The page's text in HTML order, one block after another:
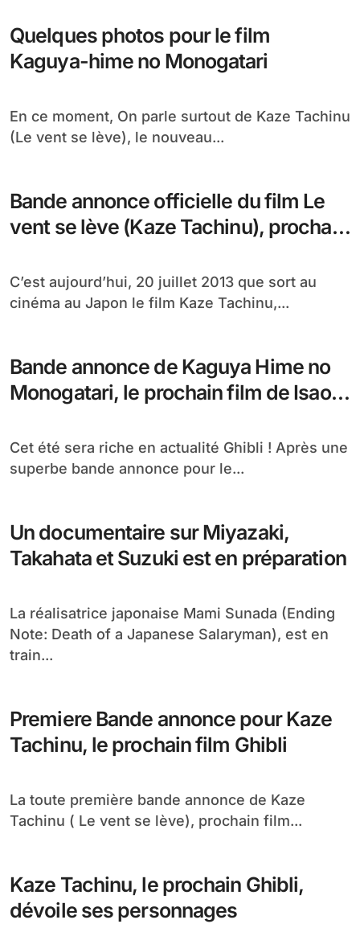
Quelques photos pour le film
Kaguya-hime no Monogatari
En ce moment, On parle surtout de Kaze Tachinu
(Le vent se lève), le nouveau...
Bande annonce officielle du film Le
vent se lève (Kaze Tachinu), prochain
C’est aujourd’hui, 20 juillet 2013 que sort au
cinéma au Japon le film Kaze Tachinu,...
Bande annonce de Kaguya Hime no
Monogatari, le prochain film de Isao
Cet été sera riche en actualité Ghibli ! Après une
superbe bande annonce pour le...
Un documentaire sur Miyazaki,
Takahata et Suzuki est en préparation
La réalisatrice japonaise Mami Sunada (Ending
Note: Death of a Japanese Salaryman), est en
train...
Premiere Bande annonce pour Kaze
Tachinu, le prochain film Ghibli
La toute première bande annonce de Kaze
Tachinu ( Le vent se lève), prochain film...
Kaze Tachinu, le prochain Ghibli,
dévoile ses personnages